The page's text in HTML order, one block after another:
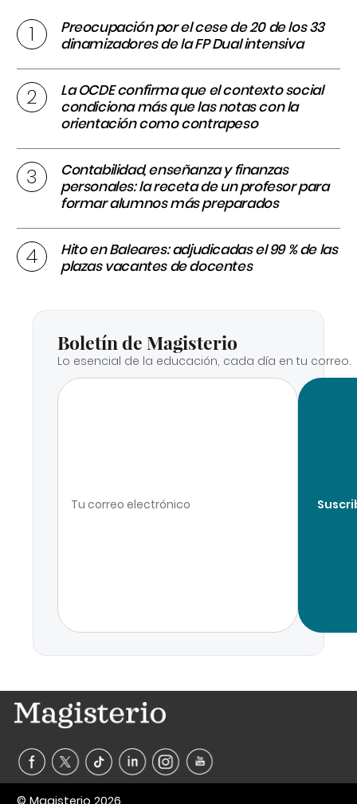
Preocupación por el cese de 20 de los 33
dinamizadores de la FP Dual intensiva
La OCDE confirma que el contexto social
condiciona más que las notas con la
orientación como contrapeso
Contabilidad, enseñanza y finanzas
personales: la receta de un profesor para
formar alumnos más preparados
Hito en Baleares: adjudicadas el 99 % de las
plazas vacantes de docentes
Boletín de Magisterio
Lo esencial de la educación, cada día en tu correo.
© Magisterio 2026